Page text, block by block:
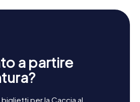
a partire
per la Caccia al